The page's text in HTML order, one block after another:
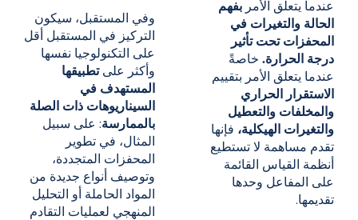
عندما يتعلق الأمر بفهم
الحالة والتغيرات في
المحفزات تحت تأثير
درجة الحرارة. خاصةً
عندما يتعلق الأمر بتقييم
الاستقرار الحراري
والمخلفات والتعطيل
والتغيرات الهيكلية، فإنها
تقدم مساهمة لا تستطيع
أنظمة القياس القائمة
على المفاعل وحدها
تقديمها.
وفي المستقبل، سيكون
التركيز في المستقبل أقل
على التكنولوجيا نفسها
وأكثر علىتطبيقها
المستهدف في
السيناريوهات ذات الصلة
بالممارسة: على سبيل
المثال، في تطوير
المحفزات المتجددة،
وتوصيف أنواع جديدة من
المواد الحاملة أو التحليل
المنهجي لعمليات التقادم